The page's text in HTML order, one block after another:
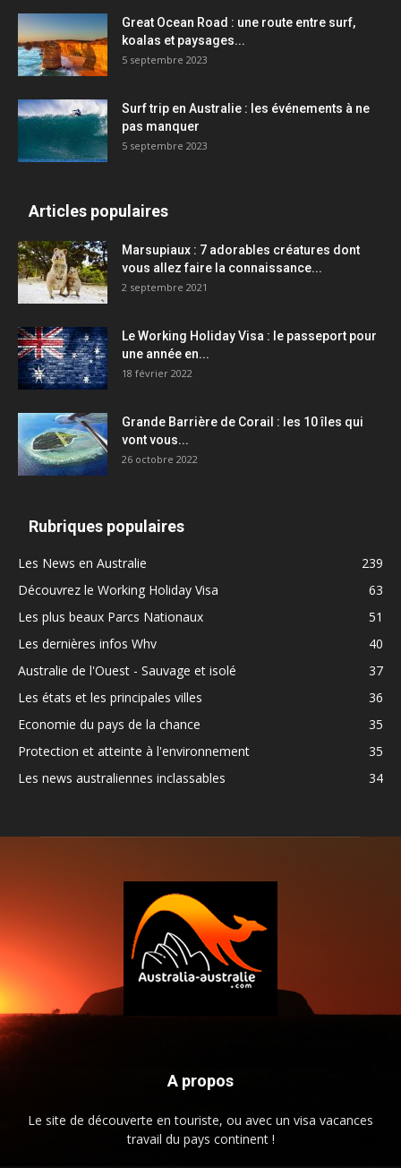
Great Ocean Road : une route entre surf,
koalas et paysages...
5 septembre 2023
Surf trip en Australie : les événements à ne
pas manquer
5 septembre 2023
Articles populaires
Marsupiaux : 7 adorables créatures dont
vous allez faire la connaissance...
2 septembre 2021
Le Working Holiday Visa : le passeport pour
une année en...
18 février 2022
Grande Barrière de Corail : les 10 îles qui
vont vous...
26 octobre 2022
Rubriques populaires
Les News en Australie
239
Découvrez le Working Holiday Visa
63
Les plus beaux Parcs Nationaux
51
Les dernières infos Whv
40
Australie de l'Ouest - Sauvage et isolé
37
Les états et les principales villes
36
Economie du pays de la chance
35
Protection et atteinte à l'environnement
35
Les news australiennes inclassables
34
A propos
Le site de découverte en touriste, ou avec un visa vacances
travail du pays continent !